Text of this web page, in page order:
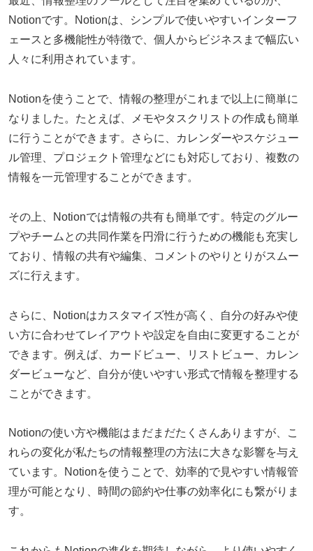
Notionです。Notionは、シンプルで使いやすいインターフ
ェースと多機能性が特徴で、個人からビジネスまで幅広い
人々に利用されています。
Notionを使うことで、情報の整理がこれまで以上に簡単に
なりました。たとえば、メモやタスクリストの作成も簡単
に行うことができます。さらに、カレンダーやスケジュー
ル管理、プロジェクト管理などにも対応しており、複数の
情報を一元管理することができます。
その上、Notionでは情報の共有も簡単です。特定のグルー
プやチームとの共同作業を円滑に行うための機能も充実し
ており、情報の共有や編集、コメントのやりとりがスムー
ズに行えます。
さらに、Notionはカスタマイズ性が高く、自分の好みや使
い方に合わせてレイアウトや設定を自由に変更することが
できます。例えば、カードビュー、リストビュー、カレン
ダービューなど、自分が使いやすい形式で情報を整理する
ことができます。
Notionの使い方や機能はまだまだたくさんありますが、こ
れらの変化が私たちの情報整理の方法に大きな影響を与え
ています。Notionを使うことで、効率的で見やすい情報管
理が可能となり、時間の節約や仕事の効率化にも繋がりま
す。